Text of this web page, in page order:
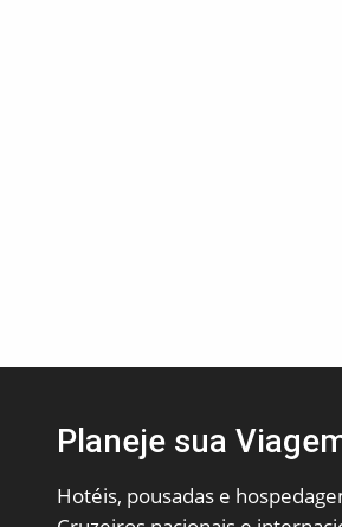
Planeje sua
Hotéis, pousadas e